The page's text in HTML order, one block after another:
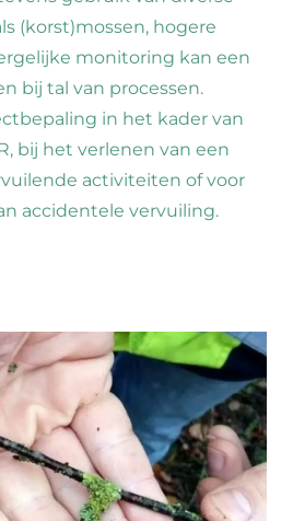
(korst)mossen, hogere
monitoring kan een
bij tal van processen.
in het kader van
bij het verlenen van een
activiteiten of voor
accidentele vervuiling.